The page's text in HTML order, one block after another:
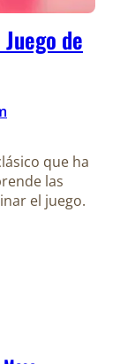
de
que ha
las
el juego.